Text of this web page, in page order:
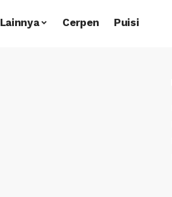
Lainnya Cerpen Puisi